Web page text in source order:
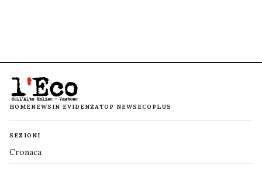
HOMENEWS IN EVIDENZATOP NEWS ECOPLUS
SEZIONI
Cronaca